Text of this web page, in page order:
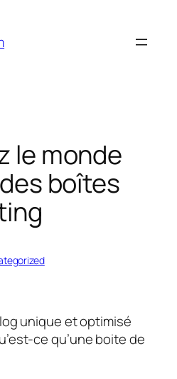
le monde
boîtes
unique et optimisé
ce qu’une boite de